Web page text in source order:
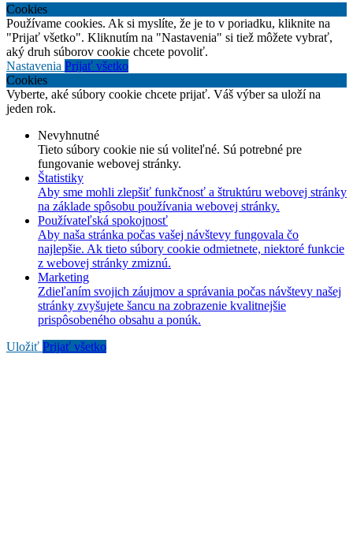
Cookies
Používame cookies. Ak si myslíte, že je to v poriadku, kliknite na
"Prijať všetko". Kliknutím na "Nastavenia" si tiež môžete vybrať,
aký druh súborov cookie chcete povoliť.
Nastavenia Prijať všetko
Cookies
Vyberte, aké súbory cookie chcete prijať. Váš výber sa uloží na
jeden rok.
Nevyhnutné
Tieto súbory cookie nie sú voliteľné. Sú potrebné pre
fungovanie webovej stránky.
Štatistiky
Aby sme mohli zlepšiť funkčnosť a štruktúru webovej stránky
na základe spôsobu používania webovej stránky.
Používateľská spokojnosť
Aby naša stránka počas vašej návštevy fungovala čo
najlepšie. Ak tieto súbory cookie odmietnete, niektoré funkcie
z webovej stránky zmiznú.
Marketing
Zdieľaním svojich záujmov a správania počas návštevy našej
stránky zvyšujete šancu na zobrazenie kvalitnejšie
prispôsobeného obsahu a ponúk.
Uložiť Prijať všetko